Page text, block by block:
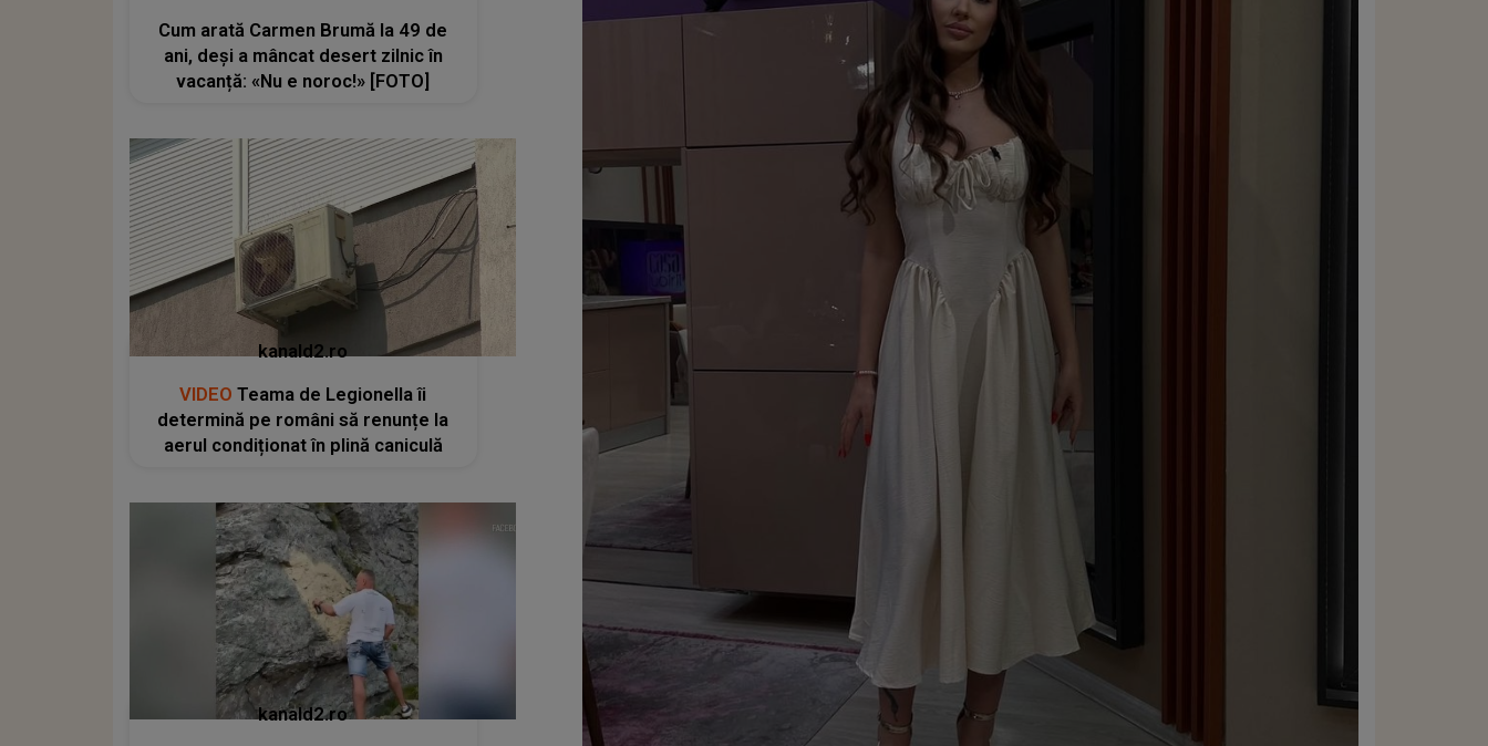
Cum arată Carmen Brumă la 49 de
ani, deși a mâncat desert zilnic în
vacanță: «Nu e noroc!» [FOTO]
kanald2.ro
VIDEO Teama de Legionella îi
determină pe români să renunțe la
aerul condiționat în plină caniculă
kanald2.ro